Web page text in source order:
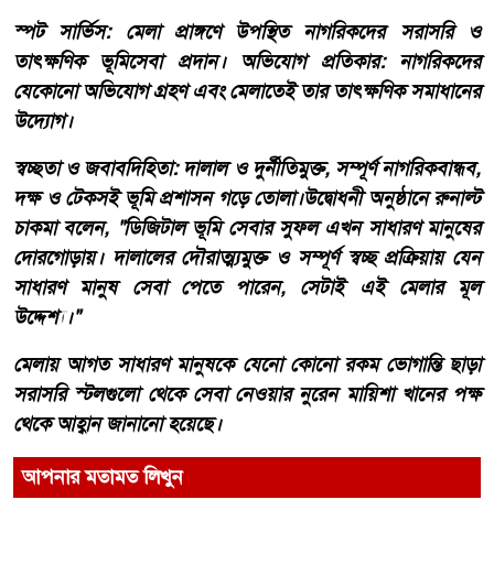
​স্পট সার্ভিস: মেলা প্রাঙ্গণে উপস্থিত নাগরিকদের সরাসরি ও
তাৎক্ষণিক ভূমিসেবা প্রদান। ​অভিযোগ প্রতিকার: নাগরিকদের
যেকোনো অভিযোগ গ্রহণ এবং মেলাতেই তার তাৎক্ষণিক সমাধানের
উদ্যোগ।
​স্বচ্ছতা ও জবাবদিহিতা: দালাল ও দুর্নীতিমুক্ত, সম্পূর্ণ নাগরিকবান্ধব,
দক্ষ ও টেকসই ভূমি প্রশাসন গড়ে তোলা।​উদ্বোধনী অনুষ্ঠানে রুনাল্ট
চাকমা বলেন, "ডিজিটাল ভূমি সেবার সুফল এখন সাধারণ মানুষের
দোরগোড়ায়। দালালের দৌরাত্ম্যমুক্ত ও সম্পূর্ণ স্বচ্ছ প্রক্রিয়ায় যেন
সাধারণ মানুষ সেবা পেতে পারেন, সেটাই এই মেলার মূল
উদ্দেশ্য।"
মেলায় আগত সাধারণ মানুষকে যেনো কোনো রকম ভোগান্তি ছাড়া
সরাসরি স্টলগুলো থেকে সেবা নেওয়ার নুরেন মায়িশা খানের পক্ষ
থেকে আহ্বান জানানো হয়েছে।
আপনার মতামত লিখুন